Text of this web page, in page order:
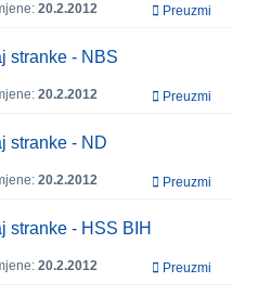
20.2.2012 Preuzmi
stranke - NBS
20.2.2012 Preuzmi
stranke - ND
20.2.2012 Preuzmi
stranke - HSS BIH
20.2.2012 Preuzmi